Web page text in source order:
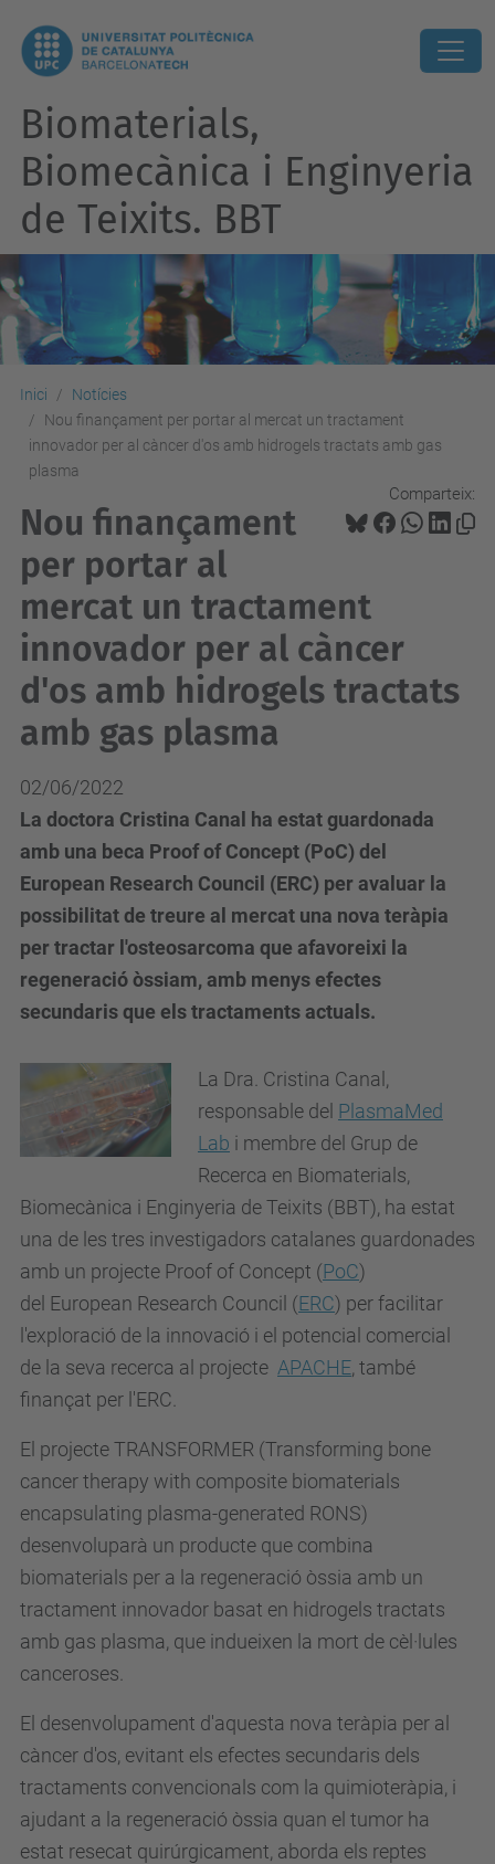
Biomaterials,
Biomecànica i Enginyeria
de Teixits. BBT
Inici
Notícies
Nou finançament per portar al mercat un tractament
innovador per al càncer d'os amb hidrogels tractats amb gas
plasma
Comparteix:
Nou finançament
per portar al
mercat un tractament
innovador per al càncer
d'os amb hidrogels tractats
amb gas plasma
02/06/2022
La doctora Cristina Canal ha estat guardonada
amb una beca Proof of Concept (PoC) del
European Research Council (ERC) per avaluar la
possibilitat de treure al mercat una nova teràpia
per tractar l'osteosarcoma que afavoreixi la
regeneració òssiam, amb menys efectes
secundaris que els tractaments actuals.
La Dra. Cristina Canal,
responsable del PlasmaMed
Lab i membre del Grup de
Recerca en Biomaterials,
Biomecànica i Enginyeria de Teixits (BBT), ha estat
una de les tres investigadors catalanes guardonades
amb un projecte Proof of Concept (PoC)
del European Research Council (ERC) per facilitar
l'exploració de la innovació i el potencial comercial
de la seva recerca al projecte APACHE, també
finançat per l'ERC.
El projecte TRANSFORMER (Transforming bone
cancer therapy with composite biomaterials
encapsulating plasma-generated RONS)
desenvoluparà un producte que combina
biomaterials per a la regeneració òssia amb un
tractament innovador basat en hidrogels tractats
amb gas plasma, que indueixen la mort de cèl·lules
canceroses.
El desenvolupament d'aquesta nova teràpia per al
càncer d'os, evitant els efectes secundaris dels
tractaments convencionals com la quimioteràpia, i
ajudant a la regeneració òssia quan el tumor ha
estat resecat quirúrgicament, aborda els reptes